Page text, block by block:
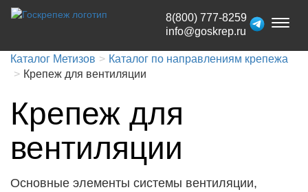
Toggle
8(800) 777-8259
info@goskrep.ru
Каталог Метизов
Каталог по направлениям крепежа
Крепеж для вентиляции
Крепеж для
вентиляции
Основные элементы системы вентиляции,